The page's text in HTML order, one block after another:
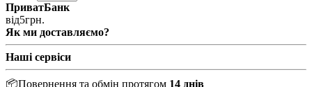
ПриватБанк
від5грн.
Як ми доставляємо?
Наші сервіси
📦Повернення та обмін протягом 14 днів